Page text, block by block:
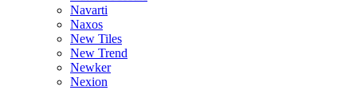
Navarti
Naxos
New Tiles
New Trend
Newker
Nexion